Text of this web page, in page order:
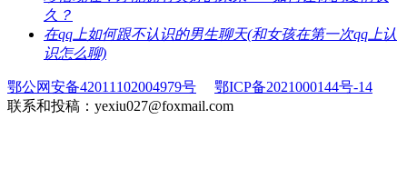
久？
​在qq上如何跟不认识的男生聊天(和女孩在第一次qq上认
识怎么聊)
鄂公网安备42011102004979号
鄂ICP备2021000144号-14
联系和投稿：yexiu027@foxmail.com